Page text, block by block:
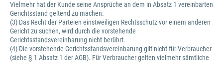
Vielmehr hat der Kunde seine Ansprüche an dem in Absatz 1 vereinbarten
Gerichtsstand geltend zu machen.
(3) Das Recht der Parteien einstweiligen Rechtsschutz vor einem anderen
Gericht zu suchen, wird durch die vorstehende
Gerichtsstandsvereinbarung nicht berührt.
(4) Die vorstehende Gerichtsstandsvereinbarung gilt nicht für Verbraucher
(siehe § 1 Absatz 1 der AGB). Für Verbraucher gelten vielmehr sämtliche